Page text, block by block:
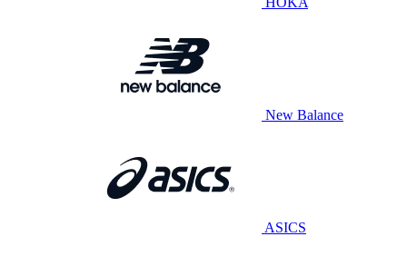
New Balance
ASICS